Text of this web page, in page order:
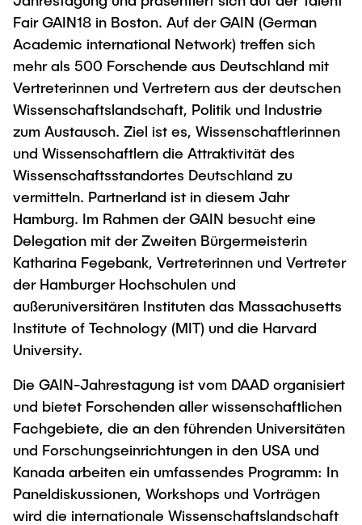
Newsroom
Press Release
Flyers and brochures
University magazine spektrum
Merchandise-Shop
Job opportunities
Faculty recruiting
Information for new employees
Internal Information
Advice and contact
New@tuhh
Around student life
study organization
AI in Education
After Graduation
Alumni
Career Center
Graduate Academy
Doctoral Degrees
Continuing Education
UNU HUB "Engineering to Face Climate
Change"
Research Funding
Early Career Research Support
Good Scientific Practice
Future Lectures
Team
Research & Transfer News
Interdisciplinary Workshop of the FSP
"Biobased Processes and Reactor
Technologies"
Process Engineering
Study programs
Research and Institutes
Technology and Innovation in Education
News
Study programs
Research and Institutes
Management Sciences and Technology
Study Programs
Research and Institutes
Mechanical Engineering
Study programs
Research and institutes
Joint School of Multidisciplinary Studies
Exchange students
Intercultural Hub
International Scholars & Guests
Partnerships and Strategy
Study Exchange Partnerships
How to establish partnerships
ECIU University
Contacts & International Team
Fair GAIN18 in Boston. Auf der GAIN (German
Academic international Network) treffen sich
mehr als 500 Forschende aus Deutschland mit
Vertreterinnen und Vertretern aus der deutschen
Wissenschaftslandschaft, Politik und Industrie
zum Austausch. Ziel ist es, Wissenschaftlerinnen
und Wissenschaftlern die Attraktivität des
Wissenschaftsstandortes Deutschland zu
vermitteln. Partnerland ist in diesem Jahr
Hamburg. Im Rahmen der GAIN besucht eine
Delegation mit der Zweiten Bürgermeisterin
Katharina Fegebank, Vertreterinnen und Vertreter
der Hamburger Hochschulen und
außeruniversitären Instituten das Massachusetts
Institute of Technology (MIT) und die Harvard
University.
Die GAIN-Jahrestagung ist vom DAAD organisiert
und bietet Forschenden aller wissenschaftlichen
Fachgebiete, die an den führenden Universitäten
und Forschungseinrichtungen in den USA und
Kanada arbeiten ein umfassendes Programm: In
Paneldiskussionen, Workshops und Vorträgen
wird die internationale Wissenschaftslandschaft